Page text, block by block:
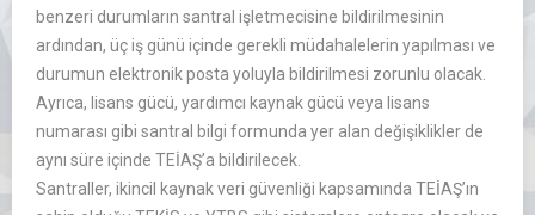
benzeri durumların santral işletmecisine bildirilmesinin
ardından, üç iş günü içinde gerekli müdahalelerin yapılması ve
durumun elektronik posta yoluyla bildirilmesi zorunlu olacak.
Ayrıca, lisans gücü, yardımcı kaynak gücü veya lisans
numarası gibi santral bilgi formunda yer alan değişiklikler de
aynı süre içinde TEİAŞ’a bildirilecek.
Santraller, ikincil kaynak veri güvenliği kapsamında TEİAŞ’ın